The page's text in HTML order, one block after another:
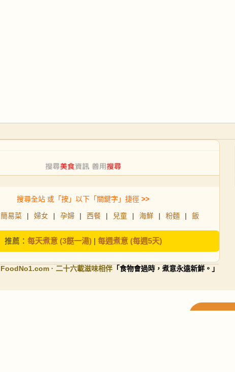
搜尋全站 或「按」以下「關鍵字」捷徑 >>
簡易菜 | 婦女 | 孕婦 | 西餐 | 兒童 | 海鮮 | 粉麵 | 飯
推薦： 每天煮意 (3餸一湯)| 每週煮意 (每週5天)
FoodNo1.com · 二十六載滋味相伴 「食物會過時，煮意永遠新鮮。」